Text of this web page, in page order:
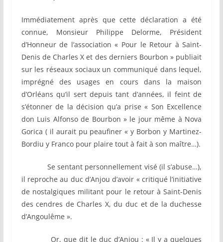
Immédiatement après que cette déclaration a été
connue, Monsieur Philippe Delorme, Président
d’Honneur de l’association « Pour le Retour à Saint-
Denis de Charles X et des derniers Bourbon » publiait
sur les réseaux sociaux un communiqué dans lequel,
imprégné des usages en cours dans la maison
d’Orléans qu’il sert depuis tant d’années, il feint de
s’étonner de la décision qu’a prise « Son Excellence
don Luis Alfonso de Bourbon » le jour même à Nova
Gorica ( il aurait pu peaufiner « y Borbon y Martinez-
Bordiu y Franco pour plaire tout à fait à son maître…).
Se sentant personnellement visé (il s’abuse…),
il reproche au duc d’Anjou d’avoir « critiqué l’initiative
de nostalgiques militant pour le retour à Saint-Denis
des cendres de Charles X, du duc et de la duchesse
d’Angoulême ».
Or, que dit le duc d’Anjou : « Il y a quelques